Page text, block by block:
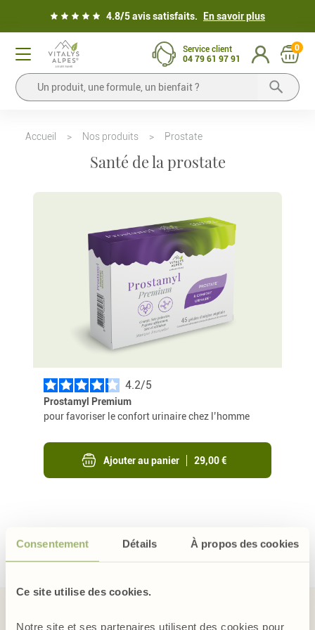
Consentement Détails À propos des cookies
Ce site utilise des cookies.
Notre site et ses partenaires utilisent des cookies pour
4.8/5 avis satisfaits. En savoir plus
Service client
04 79 61 97 91
0
Accueil > Nos produits > Prostate
Santé de la prostate
4.2/
Prostamyl Premium
pour favoriser le confort urinaire chez l’homme
Ajouter au panier 29,00 €